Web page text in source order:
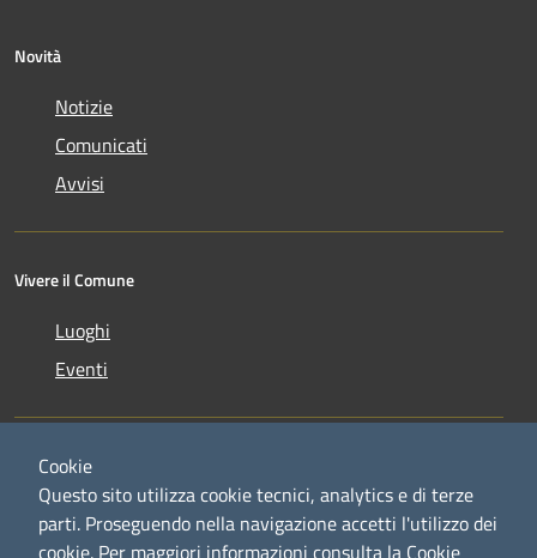
Novità
Notizie
Comunicati
Avvisi
Vivere il Comune
Luoghi
Eventi
RSS
Copyright © 2026 • Comune di
Cookie
Questo sito utilizza cookie tecnici, analytics e di terze
parti. Proseguendo nella navigazione accetti l'utilizzo dei
cookie. Per maggiori informazioni consulta la Cookie